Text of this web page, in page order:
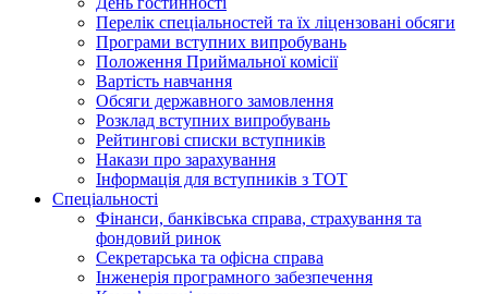
Перелік спеціальностей та їх ліцензовані обсяги
Програми вступних випробувань
Положення Приймальної комісії
Вартість навчання
Обсяги державного замовлення
Розклад вступних випробувань
Рейтингові списки вступників
Накази про зарахування
Інформація для вступників з ТОТ
Спеціальності
Фінанси, банківська справа, страхування та
фондовий ринок
Секретарська та офісна справа
Інженерія програмного забезпечення